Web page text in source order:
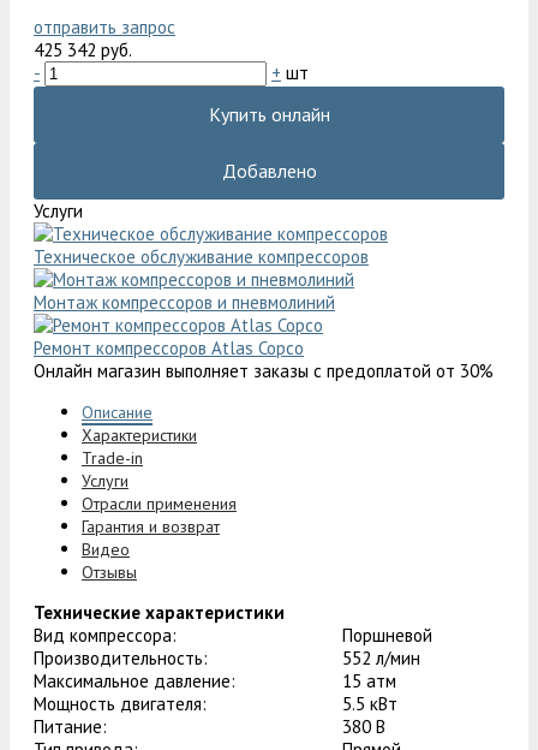
отправить запрос
425 342 руб.
-
+ шт
Купить онлайн
Добавлено
Услуги
Техническое обслуживание компрессоров
Монтаж компрессоров и пневмолиний
Ремонт компрессоров Atlas Copco
Онлайн магазин выполняет заказы с предоплатой от 30%
Описание
Характеристики
Trade-in
Услуги
Отрасли применения
Гарантия и возврат
Видео
Отзывы
Технические характеристики
Вид компрессора:
Поршневой
Производительность:
552 л/мин
Максимальное давление:
15 атм
Мощность двигателя:
5.5 кВт
Питание:
380 В